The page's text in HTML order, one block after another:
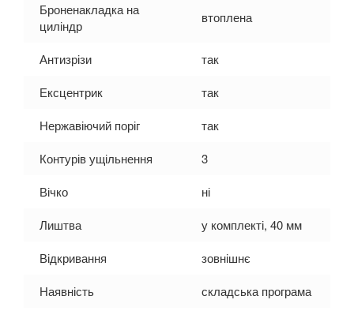
Броненакладка на
циліндр
втоплена
Антизрізи
так
Ексцентрик
так
Нержавіючий поріг
так
Контурів ущільнення
3
Вічко
ні
Лиштва
у комплекті, 40 мм
Відкривання
зовнішнє
Наявність
складська програма